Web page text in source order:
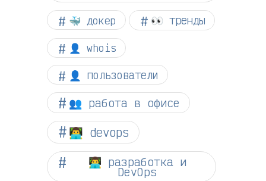
🐳 докер 👀 тренды
👤 whois
👤 пользователи
👥 работа в офисе
👨‍💻 devops
👨‍💻 разработка и
DevOps